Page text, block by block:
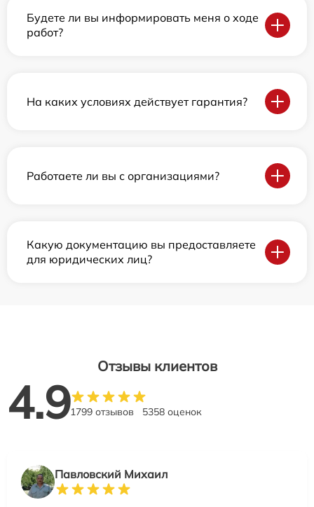
Будете ли вы информировать меня о ходе
работ?
На каких условиях действует гарантия?
Работаете ли вы с организациями?
Какую документацию вы предоставляете
для юридических лиц?
Отзывы клиентов
4.91799 отзывов 5358 оценок
Павловский Михаил